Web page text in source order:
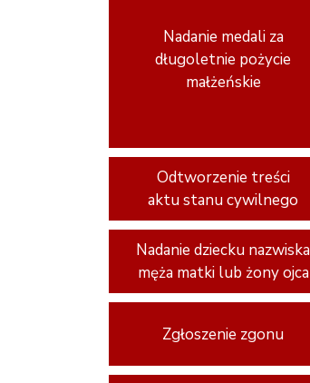
Nadanie medali za
długoletnie pożycie
małżeńskie
Odtworzenie treści
aktu stanu cywilnego
Nadanie dziecku nazwiska
męża matki lub żony ojca
Zgłoszenie zgonu